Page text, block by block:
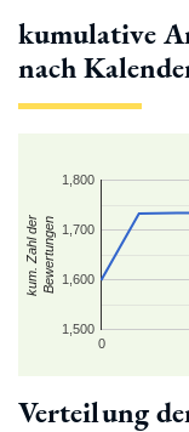
kumulative
nach
0
1,500
1,600
1,700
1,800
kum. Zahl derBewertungen
Verteilung